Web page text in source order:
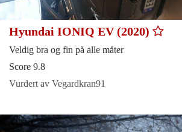
Hyundai IONIQ EV (2020)
Veldig bra og fin på alle måter
Score 9.8
Vurdert av Vegardkran91